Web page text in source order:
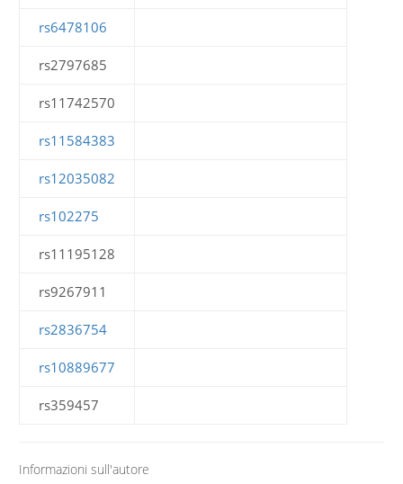
rs6478106
rs2797685
rs11742570
rs11584383
rs12035082
rs102275
rs11195128
rs9267911
rs2836754
rs10889677
rs359457
Informazioni sull'autore